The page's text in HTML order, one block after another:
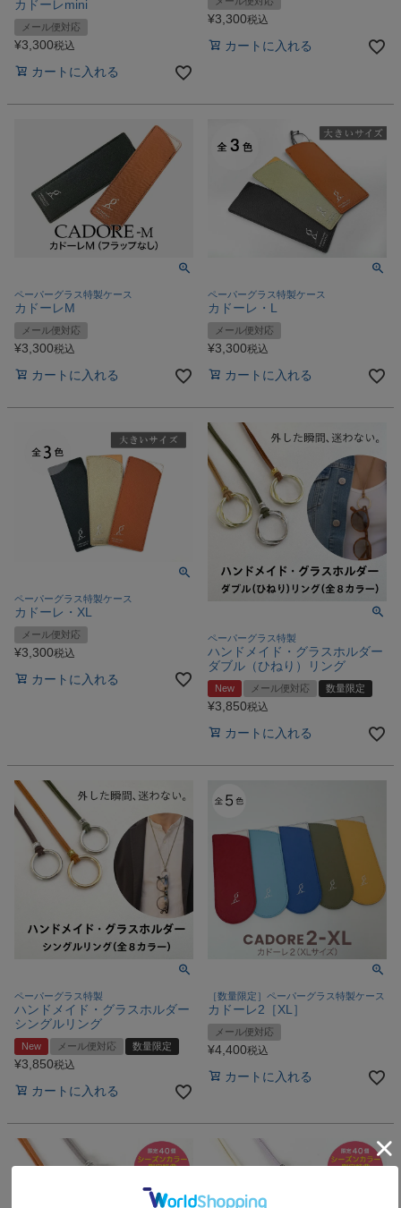
カドーレmini
メール便対応
¥3,300税込
カートに入れる
¥3,300税込
カートに入れる
ペーパーグラス特製ケース
カドーレM
メール便対応
¥3,300税込
カートに入れる
ペーパーグラス特製ケース
カドーレ・L
メール便対応
¥3,300税込
カートに入れる
ペーパーグラス特製ケース
カドーレ・XL
メール便対応
¥3,300税込
カートに入れる
ペーパーグラス特製
ハンドメイド・グラスホルダー
ダブル（ひねり）リング
New メール便対応 数量限定
¥3,850税込
カートに入れる
ペーパーグラス特製
ハンドメイド・グラスホルダー
シングルリング
New メール便対応 数量限定
¥3,850税込
カートに入れる
［数量限定］ペーパーグラス特製ケース
カドーレ2［XL］
メール便対応
¥4,400税込
カートに入れる